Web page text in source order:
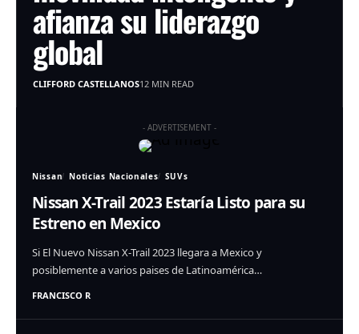
afianza su liderazgo
global
CLIFFORD CASTELLANOS12 MIN READ
- ADVERTISEMENT -
Nissan Noticias Nacionales SUVs
Nissan X-Trail 2023 Estaría Listo para su
Estreno en Mexico
Si El Nuevo Nissan X-Trail 2023 llegara a Mexico y
posiblemente a varios paises de Latinoamérica…
FRANCISCO R